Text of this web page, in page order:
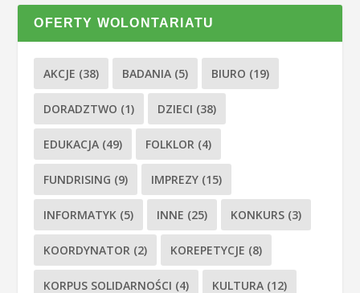
OFERTY WOLONTARIATU
AKCJE (38) BADANIA (5) BIURO (19)
DORADZTWO (1) DZIECI (38)
EDUKACJA (49) FOLKLOR (4)
FUNDRISING (9) IMPREZY (15)
INFORMATYK (5) INNE (25) KONKURS (3)
KOORDYNATOR (2) KOREPETYCJE (8)
KORPUS SOLIDARNOŚCI (4) KULTURA (12)